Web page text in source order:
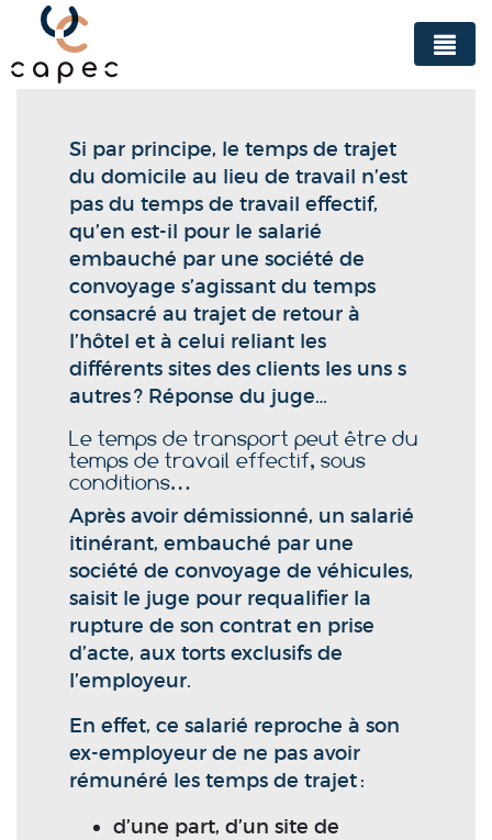
Panneau de gestion des cookies
Si par principe, le temps de trajet
du domicile au lieu de travail n’est
pas du temps de travail effectif,
qu’en est-il pour le salarié
embauché par une société de
convoyage s’agissant du temps
consacré au trajet de retour à
l’hôtel et à celui reliant les
différents sites des clients les uns s
autres ? Réponse du juge…
Le temps de transport peut être du
temps de travail effectif, sous
conditions…
Après avoir démissionné, un salarié
itinérant, embauché par une
société de convoyage de véhicules,
saisit le juge pour requalifier la
rupture de son contrat en prise
d’acte, aux torts exclusifs de
l’employeur.
En effet, ce salarié reproche à son
ex-employeur de ne pas avoir
rémunéré les temps de trajet :
d’une part, d’un site de